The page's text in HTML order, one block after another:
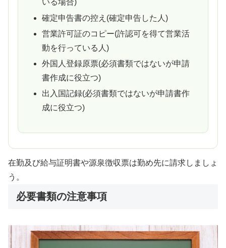
いる場合)
確定申告書の控え(確定申告した人)
営業許可証のコピー(許認可を得て営業活
動を行っている人)
外国人登録原票(必須書類ではないが申請
書作成に役立つ)
出入国記録(必須書類ではないが申請書作
成に役立つ)
在勤及び給与証明書や源泉徴収票は勤め先に請求しましょ
う。
必要書類の注意事項